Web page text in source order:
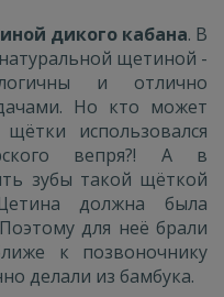
дикого кабана. В
щетиной -
и отлично
Но кто может
использовался
вепря?! А в
зубы такой щёткой
должна была
для неё брали
к позвоночнику
делали из бамбука.